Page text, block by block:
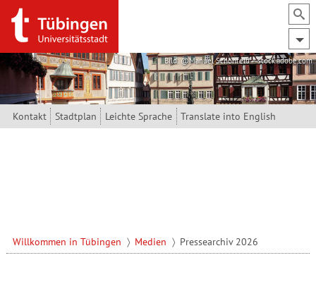
Direkt zum Inhalt
Bild: @Manuel Schönfeld – stock.adobe.com
Kontakt Stadtplan Leichte Sprache Translate into English
Willkommen in Tübingen Medien Pressearchiv 2026